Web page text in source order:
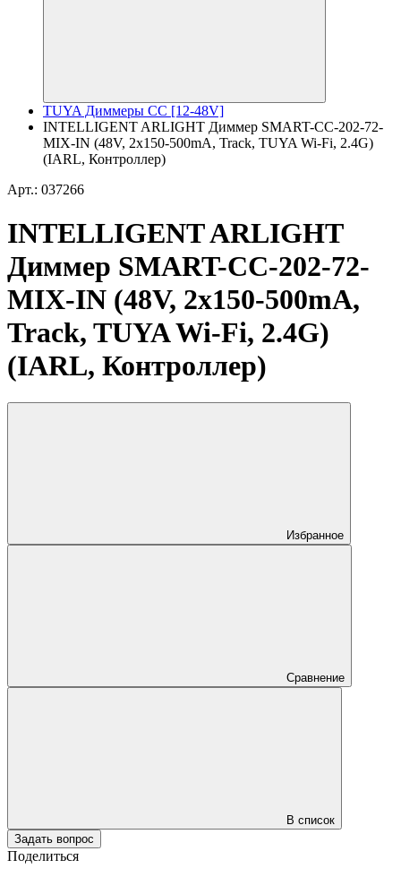
TUYA Диммеры CC [12-48V]
INTELLIGENT ARLIGHT Диммер SMART-CC-202-72-
MIX-IN (48V, 2x150-500mA, Track, TUYA Wi-Fi, 2.4G)
(IARL, Контроллер)
Арт.: 037266
INTELLIGENT ARLIGHT
Диммер SMART-CC-202-72-
MIX-IN (48V, 2x150-500mA,
Track, TUYA Wi-Fi, 2.4G)
(IARL, Контроллер)
Избранное
Сравнение
В список
Задать вопрос
Поделиться